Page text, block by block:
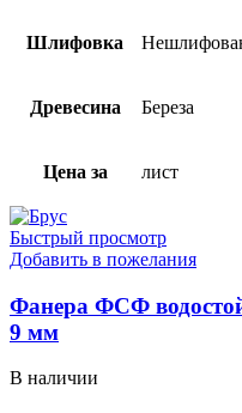
Шлифовка
Древесина Береза
Цена за лист
Быстрый просмотр
Добавить в пожелания
Фанера ФСФ
9 мм
В наличии